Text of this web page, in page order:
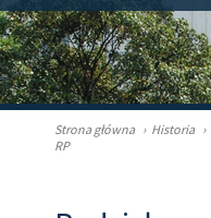
Strona główna › Historia ›
RP